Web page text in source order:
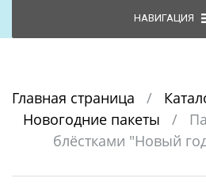
Главная страница /
Новогодние пакеты
/
блёстками "Новый